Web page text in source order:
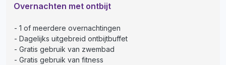
Overnachten met ontbijt
1 of meerdere overnachtingen
Dagelijks uitgebreid ontbijtbuffet
Gratis gebruik van zwembad
Gratis gebruik van fitness